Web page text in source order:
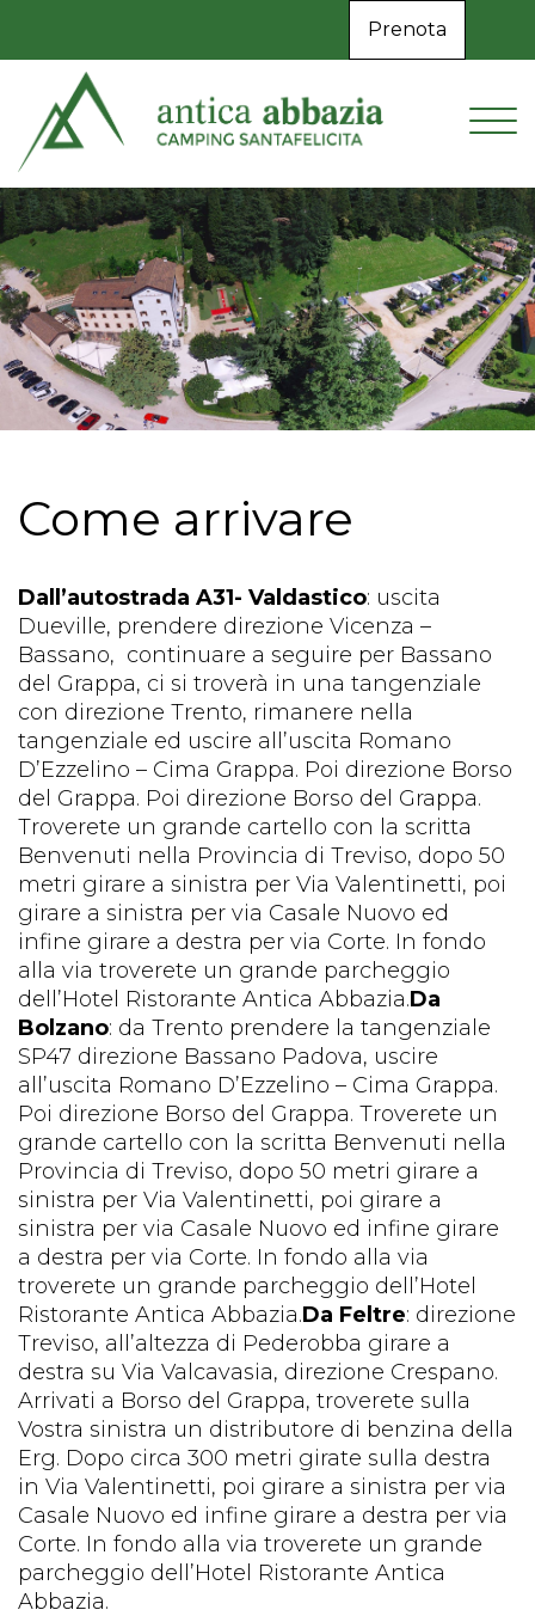
Prenota
Come arrivare
Dall’autostrada A31- Valdastico: uscita
Dueville, prendere direzione Vicenza –
Bassano, continuare a seguire per Bassano
del Grappa, ci si troverà in una tangenziale
con direzione Trento, rimanere nella
tangenziale ed uscire all’uscita Romano
D’Ezzelino – Cima Grappa. Poi direzione Borso
del Grappa. Poi direzione Borso del Grappa.
Troverete un grande cartello con la scritta
Benvenuti nella Provincia di Treviso, dopo 50
metri girare a sinistra per Via Valentinetti, poi
girare a sinistra per via Casale Nuovo ed
infine girare a destra per via Corte. In fondo
alla via troverete un grande parcheggio
dell’Hotel Ristorante Antica Abbazia.Da
Bolzano: da Trento prendere la tangenziale
SP47 direzione Bassano Padova, uscire
all’uscita Romano D’Ezzelino – Cima Grappa.
Poi direzione Borso del Grappa. Troverete un
grande cartello con la scritta Benvenuti nella
Provincia di Treviso, dopo 50 metri girare a
sinistra per Via Valentinetti, poi girare a
sinistra per via Casale Nuovo ed infine girare
a destra per via Corte. In fondo alla via
troverete un grande parcheggio dell’Hotel
Ristorante Antica Abbazia.Da Feltre: direzione
Treviso, all’altezza di Pederobba girare a
destra su Via Valcavasia, direzione Crespano.
Arrivati a Borso del Grappa, troverete sulla
Vostra sinistra un distributore di benzina della
Erg. Dopo circa 300 metri girate sulla destra
in Via Valentinetti, poi girare a sinistra per via
Casale Nuovo ed infine girare a destra per via
Corte. In fondo alla via troverete un grande
parcheggio dell’Hotel Ristorante Antica
Abbazia.